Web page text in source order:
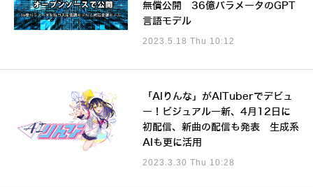
無償公開 36億パラメータのGPT
言語モデル
2023.5.18 Thu 10:12
「AIりんな」がAITuberでデビュ
ー！ビジュアル一新、4月12日に
初配信、新曲の配信も発表 生成系
AIも更に活用
2023.3.30 Thu 10:28